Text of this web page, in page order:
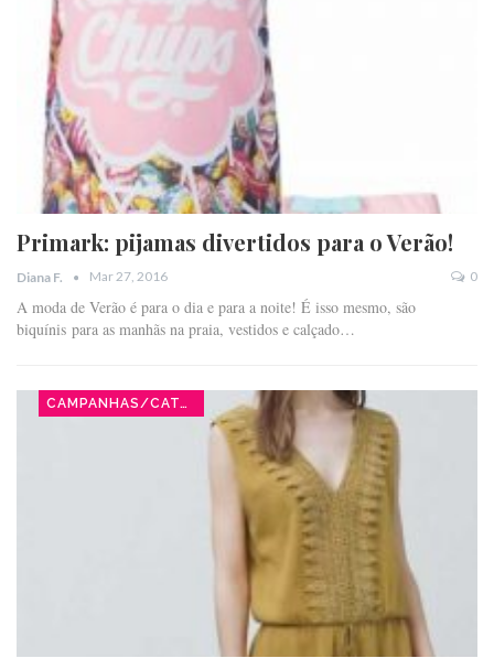
Primark: pijamas divertidos para o Verão!
Diana F. Mar 27, 2016 0
A moda de Verão é para o dia e para a noite! É isso mesmo, são
biquínis para as manhãs na praia, vestidos e calçado…
CAMPANHAS/CATÁLOGOS